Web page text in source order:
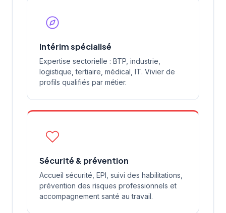
Intérim spécialisé
Expertise sectorielle : BTP, industrie,
logistique, tertiaire, médical, IT. Vivier de
profils qualifiés par métier.
Sécurité & prévention
Accueil sécurité, EPI, suivi des habilitations,
prévention des risques professionnels et
accompagnement santé au travail.